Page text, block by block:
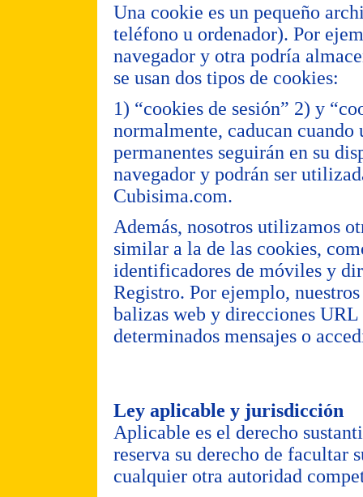
Una cookie es un pequeño
teléfono u ordenador). Por
navegador y otra podría
se usan dos tipos de cookies:
1) “cookies de sesión” 2) y
normalmente, caducan cuando
permanentes seguirán en su
navegador y podrán ser
Cubisima.com.
Además, nosotros utilizamos
similar a la de las cookies,
identificadores de móviles y
Registro. Por ejemplo,
balizas web y direcciones
determinados mensajes o
Ley aplicable y jurisdicción
Aplicable es el derecho
reserva su derecho de facultar
cualquier otra autoridad